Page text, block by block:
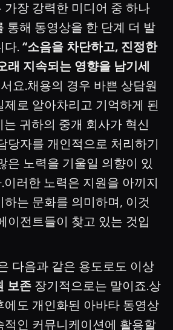
가장 강력한 미디어 중 하나
통해 동영상을 한 단계 더 발
다. “소음을 차단하고, 진정한
래 지속되는 영향을 남기세
요.채용의 경우 바쁜 상담원
제로 알아차리고 기억하게 된
귀하의 중개 회사가 혁신
당자를 개인적으로 처리하기
은 노력을 기울일 의향이 있
러한 노력은 지원을 아끼지
는 문화를 의미하며, 이것
이전트들이 찾고 있는 것입
다음과 같은 용도로도 이상
보존 장기적으로는 말이죠.상
에도 개인화된 아바타 동영상
적인 커뮤니케이션에 활용할